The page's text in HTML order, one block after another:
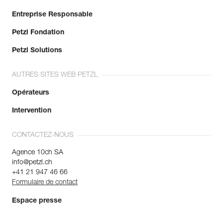
Entreprise Responsable
Petzl Fondation
Petzl Solutions
AUTRES SITES WEB PETZL
Opérateurs
Intervention
CONTACTEZ-NOUS
Agence 10ch SA
info@petzl.ch
+41 21 947 46 66
Formulaire de contact
Espace presse